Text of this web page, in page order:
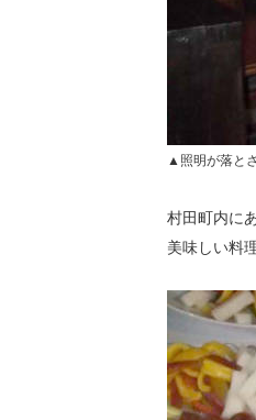
▲照明が落と
村田町内に
美味しい料